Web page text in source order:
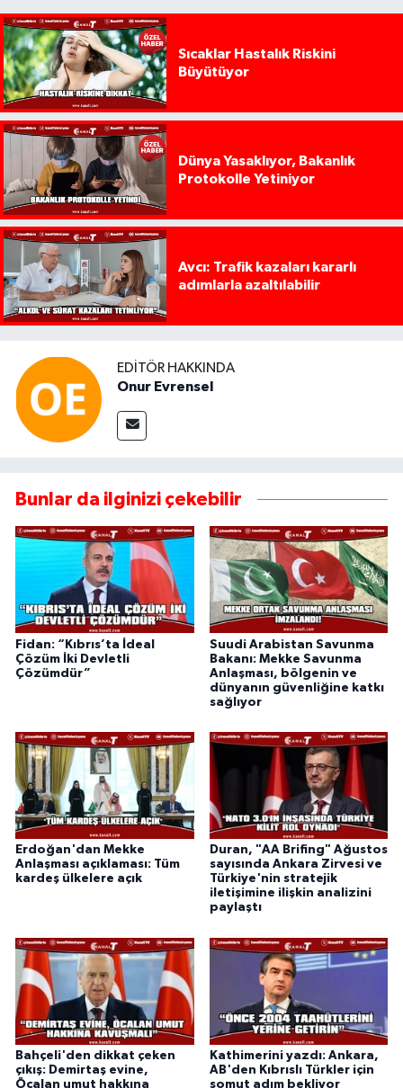
Sıcaklar Hastalık Riskini
Büyütüyor
Dünya Yasaklıyor, Bakanlık
Protokolle Yetiniyor
Avcı: Trafik kazaları kararlı
adımlarla azaltılabilir
EDITÖR HAKKINDA
Onur Evrensel
Bunlar da ilginizi çekebilir
Fidan: “Kıbrıs’ta İdeal
Çözüm İki Devletli
Çözümdür”
Suudi Arabistan Savunma
Bakanı: Mekke Savunma
Anlaşması, bölgenin ve
dünyanın güvenliğine katkı
sağlıyor
Erdoğan'dan Mekke
Anlaşması açıklaması: Tüm
kardeş ülkelere açık
Duran, "AA Brifing" Ağustos
sayısında Ankara Zirvesi ve
Türkiye'nin stratejik
iletişimine ilişkin analizini
paylaştı
Bahçeli'den dikkat çeken
çıkış: Demirtaş evine,
Öcalan umut hakkına
Kathimerini yazdı: Ankara,
AB'den Kıbrıslı Türkler için
somut adım bekliyor